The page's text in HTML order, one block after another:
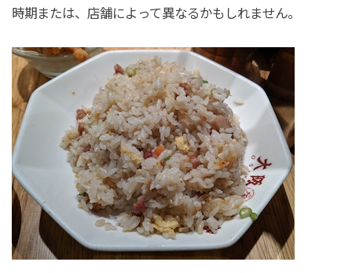
時期または、店舗によって異なるかもしれません。